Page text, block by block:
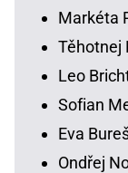
Markéta
Těhotnej
Leo
Sofian
Eva
Ondřej